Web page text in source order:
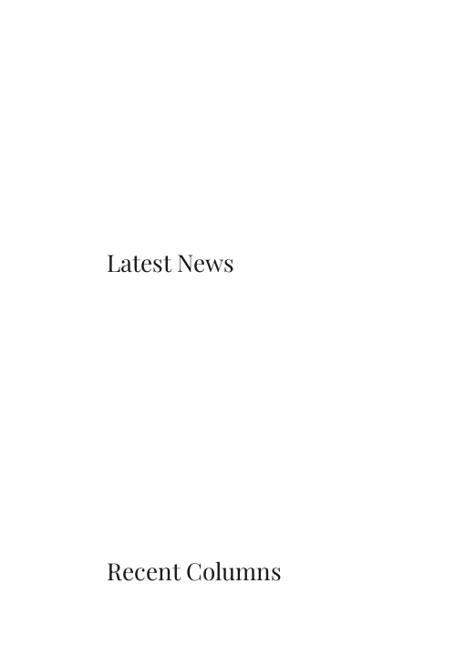
Latest News
Recent Columns